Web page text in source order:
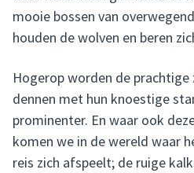
mooie bossen van
houden de wolven en beren
Hogerop worden de
dennen met hun knoestige
prominenter. En waar ook
komen we in de wereld waar
reis zich afspeelt; de ruige